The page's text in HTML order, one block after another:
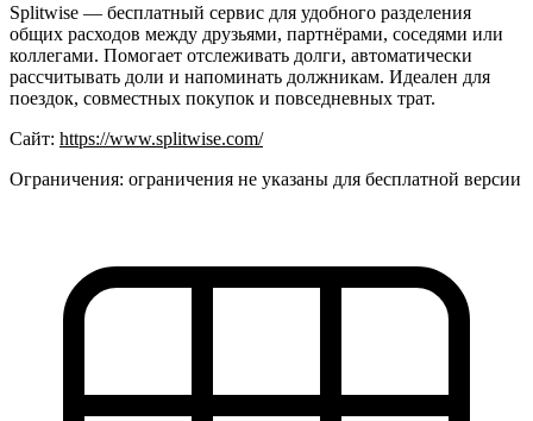
Splitwise — бесплатный сервис для удобного разделения
общих расходов между друзьями, партнёрами, соседями или
коллегами. Помогает отслеживать долги, автоматически
рассчитывать доли и напоминать должникам. Идеален для
поездок, совместных покупок и повседневных трат.
Сайт: https://www.splitwise.com/
Ограничения: ограничения не указаны для бесплатной версии